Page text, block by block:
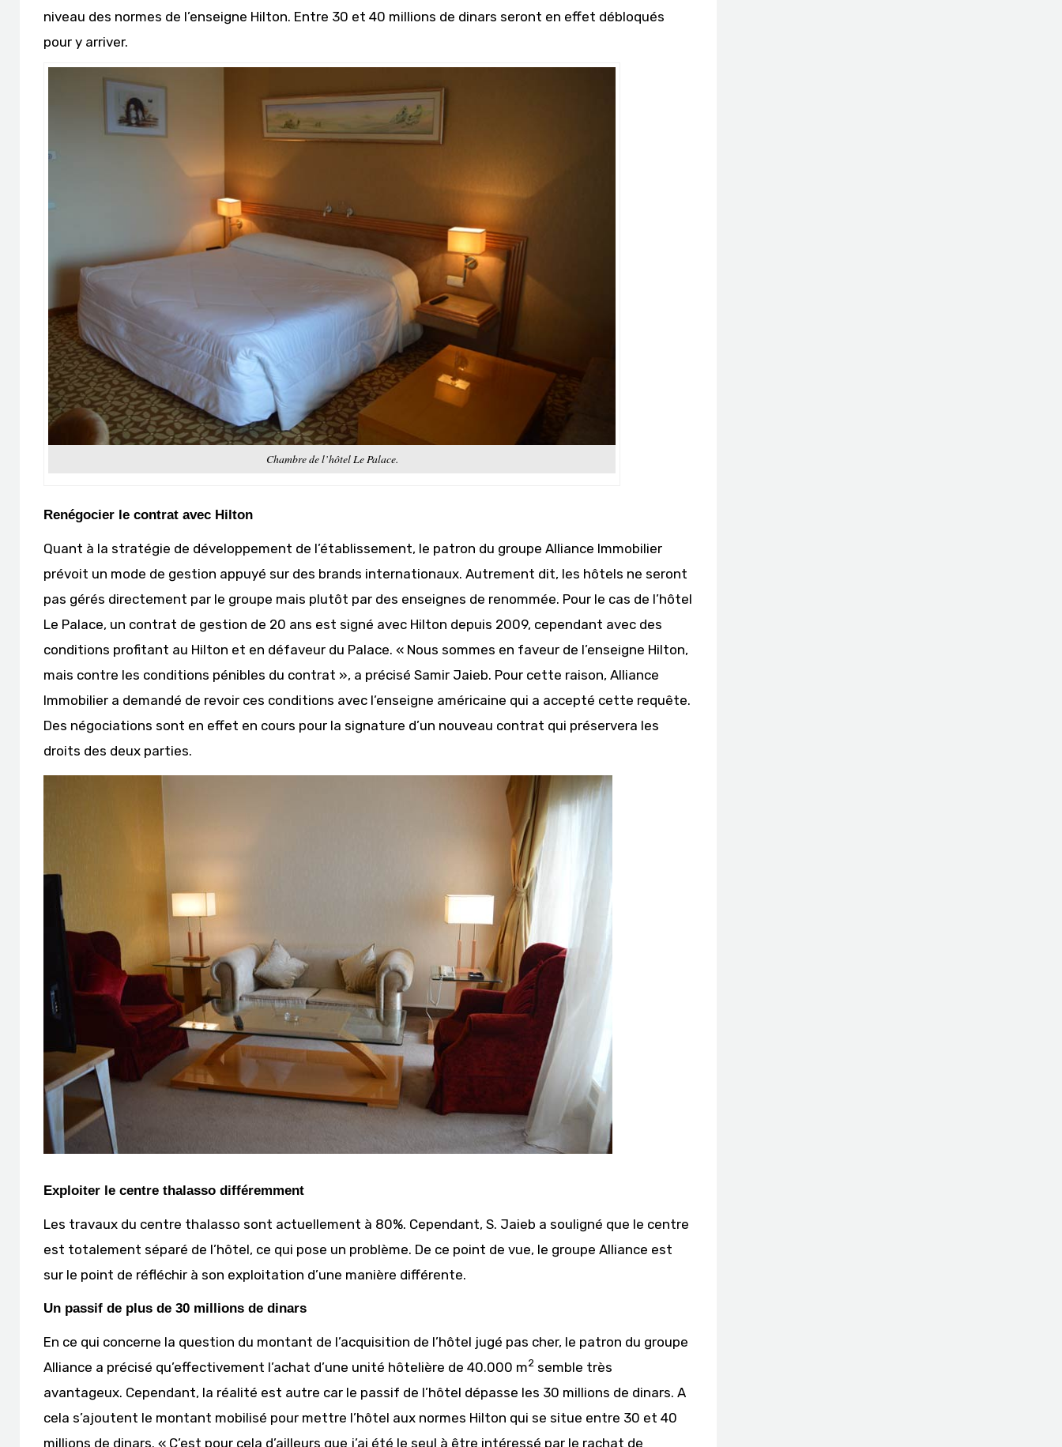
niveau des normes de l’enseigne Hilton. Entre 30 et 40 millions de dinars seront en effet débloqués
pour y arriver.
Chambre de l’hôtel Le Palace.
Renégocier le contrat avec Hilton
Quant à la stratégie de développement de l’établissement, le patron du groupe Alliance Immobilier
prévoit un mode de gestion appuyé sur des brands internationaux. Autrement dit, les hôtels ne seront
pas gérés directement par le groupe mais plutôt par des enseignes de renommée. Pour le cas de l’hôtel
Le Palace, un contrat de gestion de 20 ans est signé avec Hilton depuis 2009, cependant avec des
conditions profitant au Hilton et en défaveur du Palace. « Nous sommes en faveur de l’enseigne Hilton,
mais contre les conditions pénibles du contrat », a précisé Samir Jaieb. Pour cette raison, Alliance
Immobilier a demandé de revoir ces conditions avec l’enseigne américaine qui a accepté cette requête.
Des négociations sont en effet en cours pour la signature d’un nouveau contrat qui préservera les
droits des deux parties.
Exploiter le centre thalasso différemment
Les travaux du centre thalasso sont actuellement à 80%. Cependant, S. Jaieb a souligné que le centre
est totalement séparé de l’hôtel, ce qui pose un problème. De ce point de vue, le groupe Alliance est
sur le point de réfléchir à son exploitation d’une manière différente.
Un passif de plus de 30 millions de dinars
En ce qui concerne la question du montant de l’acquisition de l’hôtel jugé pas cher, le patron du groupe
Alliance a précisé qu’effectivement l’achat d’une unité hôtelière de 40.000 m2 semble très
avantageux. Cependant, la réalité est autre car le passif de l’hôtel dépasse les 30 millions de dinars. A
cela s’ajoutent le montant mobilisé pour mettre l’hôtel aux normes Hilton qui se situe entre 30 et 40
millions de dinars. « C’est pour cela d’ailleurs que j’ai été le seul à être intéressé par le rachat de